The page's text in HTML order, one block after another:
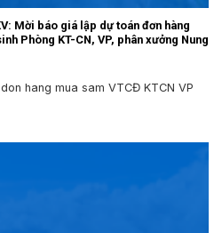
Mời báo giá lập dự toán đơn hàng
Phòng KT-CN, VP, phân xưởng Nung
hang mua sam VTCĐ KTCN VP